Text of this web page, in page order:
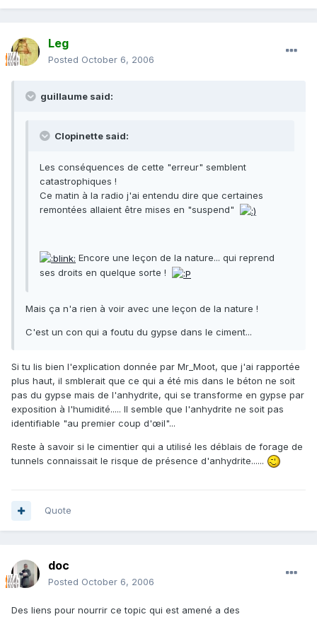
Leg
Posted October 6, 2006
guillaume said:
Clopinette said:
Les conséquences de cette "erreur" semblent
catastrophiques !
Ce matin à la radio j'ai entendu dire que certaines
remontées allaient être mises en "suspend"
Encore une leçon de la nature... qui reprend
ses droits en quelque sorte !
Mais ça n'a rien à voir avec une leçon de la nature !
C'est un con qui a foutu du gypse dans le ciment...
Si tu lis bien l'explication donnée par Mr_Moot, que j'ai rapportée
plus haut, il smblerait que ce qui a été mis dans le béton ne soit
pas du gypse mais de l'anhydrite, qui se transforme en gypse par
exposition à l'humidité..... Il semble que l'anhydrite ne soit pas
identifiable "au premier coup d'œil"...
Reste à savoir si le cimentier qui a utilisé les déblais de forage de
tunnels connaissait le risque de présence d'anhydrite......
Quote
doc
Posted October 6, 2006
Des liens pour nourrir ce topic qui est amené a des